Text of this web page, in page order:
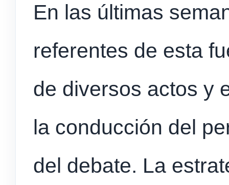
En las últimas
referentes de esta
de diversos actos y
la conducción del
del debate. La